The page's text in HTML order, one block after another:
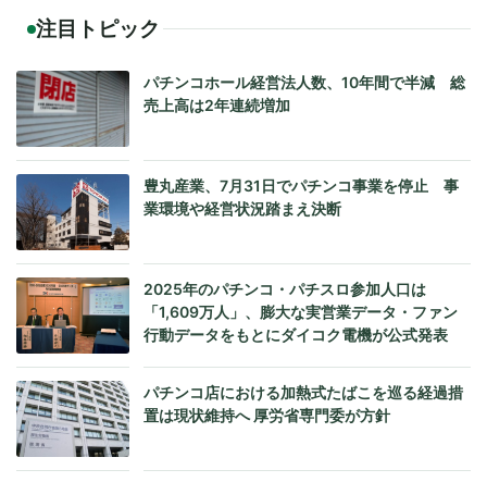
注目トピック
パチンコホール経営法人数、10年間で半減 総
売上高は2年連続増加
豊丸産業、7月31日でパチンコ事業を停止 事
業環境や経営状況踏まえ決断
2025年のパチンコ・パチスロ参加人口は
「1,609万人」、膨大な実営業データ・ファン
行動データをもとにダイコク電機が公式発表
パチンコ店における加熱式たばこを巡る経過措
置は現状維持へ 厚労省専門委が方針